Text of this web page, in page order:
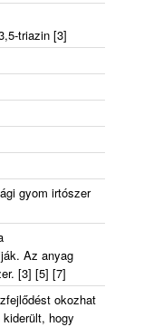
triazin [3]
gyom irtószer
Az anyag
[3] [5] [7]
okozhat
hogy